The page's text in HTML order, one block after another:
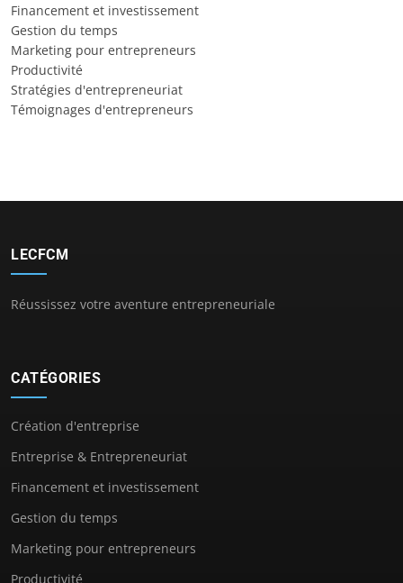
Financement et investissement
Gestion du temps
Marketing pour entrepreneurs
Productivité
Stratégies d'entrepreneuriat
Témoignages d'entrepreneurs
LECFCM
Réussissez votre aventure entrepreneuriale
CATÉGORIES
Création d'entreprise
Entreprise & Entrepreneuriat
Financement et investissement
Gestion du temps
Marketing pour entrepreneurs
Productivité